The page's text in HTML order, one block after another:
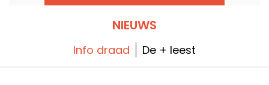
NIEUWS
Info draad De + leest